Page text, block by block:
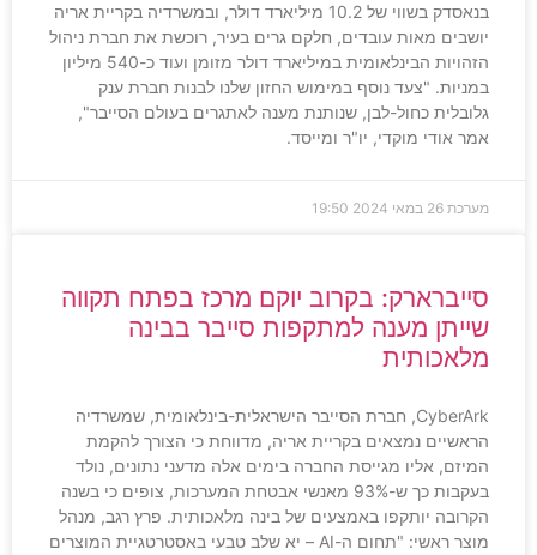
בנאסדק בשווי של 10.2 מיליארד דולר, ובמשרדיה בקריית אריה
יושבים מאות עובדים, חלקם גרים בעיר, רוכשת את חברת ניהול
הזהויות הבינלאומית במיליארד דולר מזומן ועוד כ-540 מיליון
במניות. "צעד נוסף במימוש החזון שלנו לבנות חברת ענק
גלובלית כחול-לבן, שנותנת מענה לאתגרים בעולם הסייבר",
אמר אודי מוקדי, יו"ר ומייסד.
מערכת 26 במאי 2024 19:50
סייברארק: בקרוב יוקם מרכז בפתח תקווה
שייתן מענה למתקפות סייבר בבינה
מלאכותית
CyberArk, חברת הסייבר הישראלית-בינלאומית, שמשרדיה
הראשיים נמצאים בקריית אריה, מדווחת כי הצורך להקמת
המיזם, אליו מגייסת החברה בימים אלה מדעני נתונים, נולד
בעקבות כך ש-93% מאנשי אבטחת המערכות, צופים כי בשנה
הקרובה יותקפו באמצעים של בינה מלאכותית. פרץ רגב, מנהל
מוצר ראשי: "תחום ה-AI – יא שלב טבעי באסטרטגיית המוצרים